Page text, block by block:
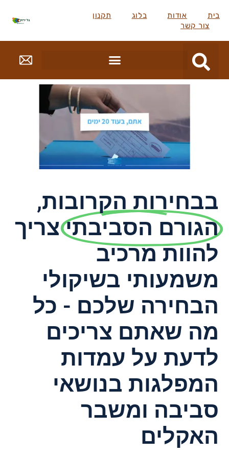
בית אודות בלוג
תקנון
צור קשר
בבחירות הקרובות,
הגורם הסביבתי צריך
להוות מרכיב
משמעותי בשיקולי
הבחירה שלכם - כל
מה שאתם צריכים
לדעת על עמדות
המפלגות בנושאי
סביבה ומשבר
האקלים